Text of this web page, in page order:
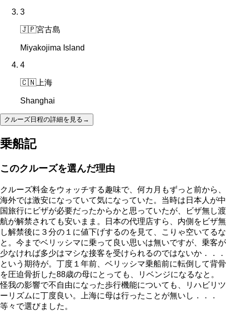
3
🇯🇵宮古島
Miyakojima Island
4
🇨🇳 上海
Shanghai
クルーズ日程の詳細を見る →
乗船記
このクルーズを選んだ理由
クルーズ料金をウォッチする趣味で、何カ月もずっと前から、
海外では激安になっていて気になっていた。当時は日本人が中
国旅行にビザが必要だったからかと思っていたが、ビザ無し渡
航が解禁されても安いまま。日本の代理店すら、内側をビザ無
し解禁後に３分の１に値下げするのを見て、こりゃ空いてるな
と。今までベリッシマに乗って良い思いは無いですが、乗客が
少なければ多少はマシな接客を受けられるのではないか．．．
という期待が。丁度１年前、ベリッシマ乗船前に転倒して背骨
を圧迫骨折した88歳の母にとっても、リベンジになるなと。
怪我の影響で不自由になった歩行機能についても、リハビリツ
ーリズムに丁度良い。上海に母は行ったことが無いし．．．
等々で選びました。